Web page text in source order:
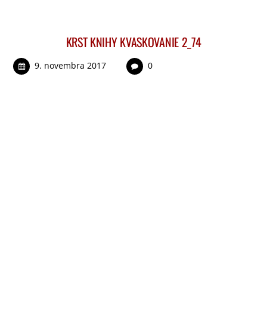
KRST KNIHY KVASKOVANIE 2_74
9. novembra 2017 0